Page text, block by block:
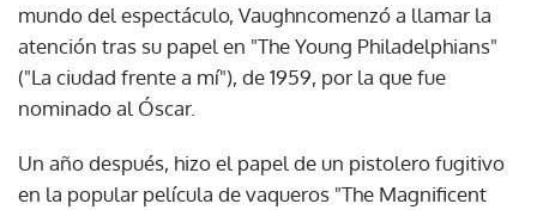
mundo del espectáculo, Vaughncomenzó a llamar la
atención tras su papel en "The Young Philadelphians"
("La ciudad frente a mí"), de 1959, por la que fue
nominado al Óscar.
Un año después, hizo el papel de un pistolero fugitivo
en la popular película de vaqueros "The Magnificent